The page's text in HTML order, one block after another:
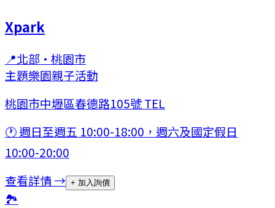
Xpark
📍北部 · 桃園市
主題樂園親子活動
桃園市中壢區春德路105號 TEL
🕐週日至週五 10:00-18:00，週六及國定假日
10:00-20:00
查看詳情 → + 加入詢價
🏞